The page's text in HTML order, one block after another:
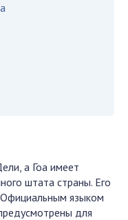
а Гоа имеет
штата страны. Его
языком
для